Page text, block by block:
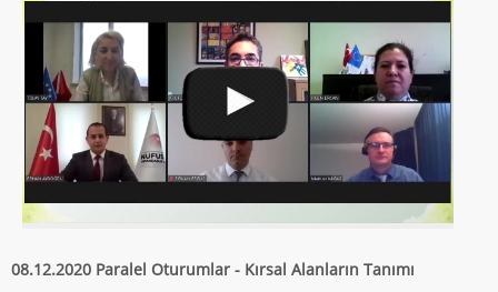
08.12.2020 Paralel Oturumlar - Kırsal Alanların Tanımı